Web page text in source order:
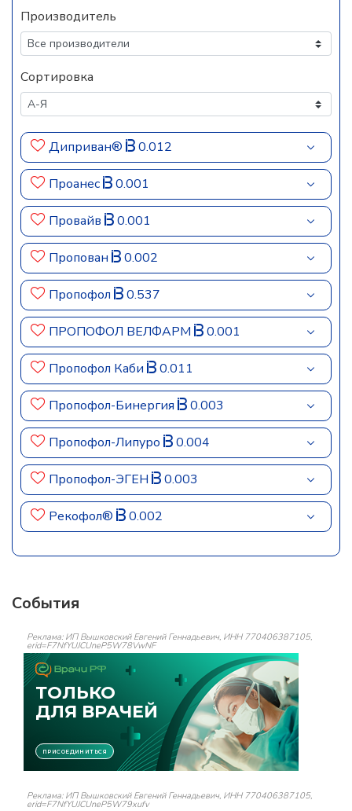
Производитель
Сортировка
Диприван® 0.012
Проанес 0.001
Провайв 0.001
Пропован 0.002
Пропофол 0.537
ПРОПОФОЛ ВЕЛФАРМ 0.001
Пропофол Каби 0.011
Пропофол-Бинергия 0.003
Пропофол-Липуро 0.004
Пропофол-ЭГЕН 0.003
Рекофол® 0.002
События
Реклама: ИП Вышковский Евгений Геннадьевич, ИНН 770406387105,
erid=F7NfYUJCUneP5W78VwNF
Реклама: ИП Вышковский Евгений Геннадьевич, ИНН 770406387105,
erid=F7NfYUJCUneP5W79xufv